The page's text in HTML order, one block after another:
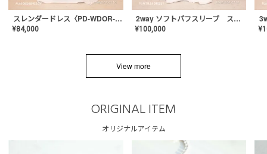
スレンダードレス〈PD-WDOR-2110〉
¥84,000
2way ソフトパフスリーブ スレンダードレス〈PD-WDOR-2112〉
¥100,000 ¥
View more
ORIGINAL ITEM
オリジナルアイテム